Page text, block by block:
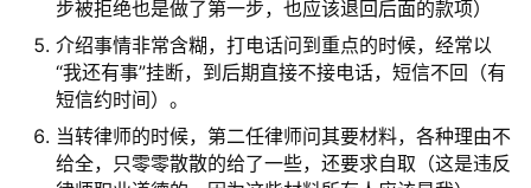
动
碎
步被拒绝也是做了第一步，也应该退回后面的款项）
介绍事情非常含糊，打电话问到重点的时候，经常以
“我还有事”挂断，到后期直接不接电话，短信不回（有
短信约时间）。
当转律师的时候，第二任律师问其要材料，各种理由不
给全，只零零散散的给了一些，还要求自取（这是违反